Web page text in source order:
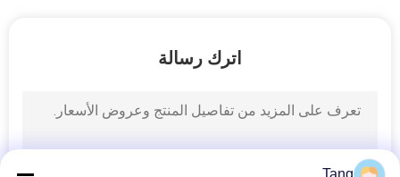
حفارة الإبهام دلو
اترك رسالة
Tang